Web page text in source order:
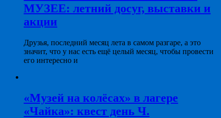
МУЗЕЕ: летний досуг, выставки и
акции
Друзья, последний месяц лета в самом разгаре, а это
значит, что у нас есть ещё целый месяц, чтобы провести
его интересно и
«Музей на колёсах» в лагере
«Чайка»: квест день Ч.